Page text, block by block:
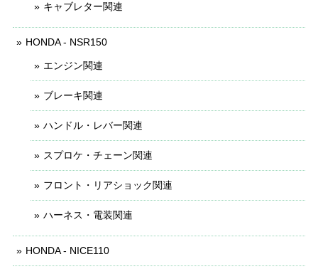
キャブレター関連
HONDA - NSR150
エンジン関連
ブレーキ関連
ハンドル・レバー関連
スプロケ・チェーン関連
フロント・リアショック関連
ハーネス・電装関連
HONDA - NICE110